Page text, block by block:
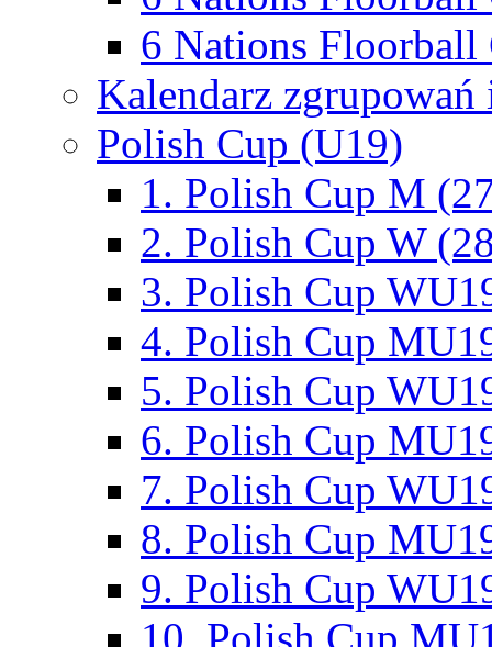
6 Nations Floorball
Kalendarz
Polish Cup (U19)
1. Polish Cup M
2. Polish Cup W
3. Polish Cup
4. Polish Cup
5. Polish Cup
6. Polish Cup
7. Polish Cup
8. Polish Cup
9. Polish Cup
10. Polish Cup